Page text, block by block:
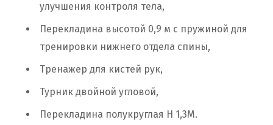
улучшения контроля тела,
Перекладина высотой 0,9 м с пружиной для
тренировки нижнего отдела спины,
Тренажер для кистей рук,
Турник двойной угловой,
Перекладина полукруглая Н 1,3М.